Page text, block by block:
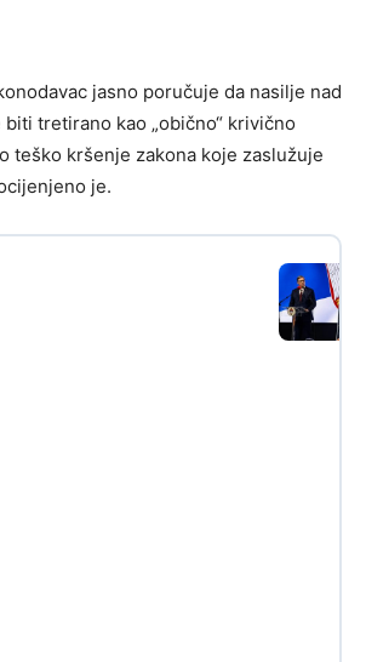
jasno poručuje da nasilje nad
tretirano kao „obično“ krivično
teško kršenje zakona koje zaslužuje
je.